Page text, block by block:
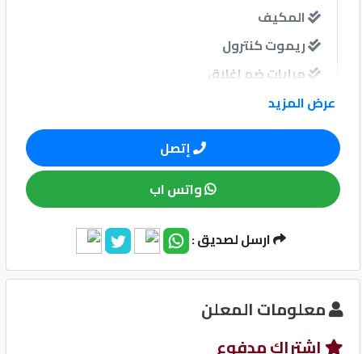
ماركت
الدليل
القطري
©
المكيف
ريموت كنترول
مرايات ضم إغلاق
نوافذ
نوافذ كهربائية امامية
نوافذ كهربائية خلفية
نظام الصوت
مبدل أقراص
مدخل USB
عرض المزيد
إتصل
واتس اب
ارسل لصديق :
معلومات المعلن
إشتراك مدفوع